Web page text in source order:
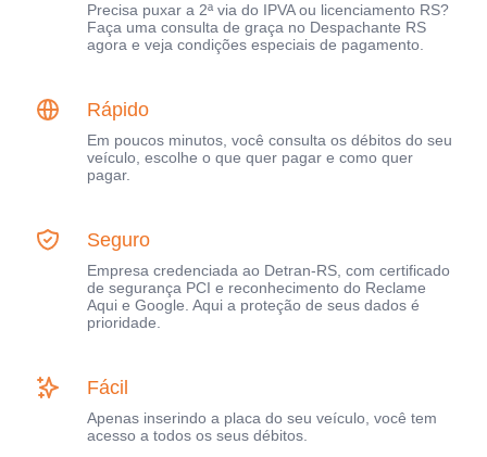
Precisa puxar a 2ª via do IPVA ou licenciamento RS?
Faça uma consulta de graça no Despachante RS
agora e veja condições especiais de pagamento.
Rápido
Em poucos minutos, você consulta os débitos do seu
veículo, escolhe o que quer pagar e como quer
pagar.
Seguro
Empresa credenciada ao Detran-RS, com certificado
de segurança PCI e reconhecimento do Reclame
Aqui e Google. Aqui a proteção de seus dados é
prioridade.
Fácil
Apenas inserindo a placa do seu veículo, você tem
acesso a todos os seus débitos.